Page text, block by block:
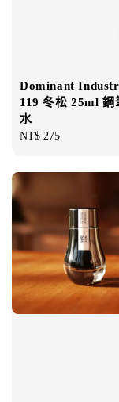
Dominant
119 冬松 25ml 鋼
水
Regular
NT$ 275